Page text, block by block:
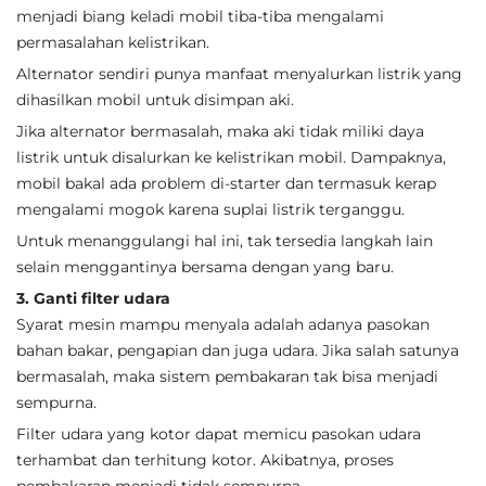
menjadi biang keladi mobil tiba-tiba mengalami
permasalahan kelistrikan.
Alternator sendiri punya manfaat menyalurkan listrik yang
dihasilkan mobil untuk disimpan aki.
Jika alternator bermasalah, maka aki tidak miliki daya
listrik untuk disalurkan ke kelistrikan mobil. Dampaknya,
mobil bakal ada problem di-starter dan termasuk kerap
mengalami mogok karena suplai listrik terganggu.
Untuk menanggulangi hal ini, tak tersedia langkah lain
selain menggantinya bersama dengan yang baru.
3. Ganti filter udara
Syarat mesin mampu menyala adalah adanya pasokan
bahan bakar, pengapian dan juga udara. Jika salah satunya
bermasalah, maka sistem pembakaran tak bisa menjadi
sempurna.
Filter udara yang kotor dapat memicu pasokan udara
terhambat dan terhitung kotor. Akibatnya, proses